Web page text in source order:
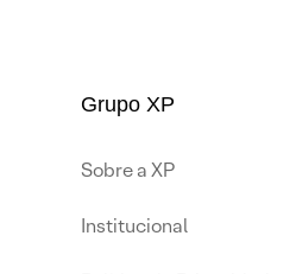
Grupo XP
Sobre a XP
Institucional